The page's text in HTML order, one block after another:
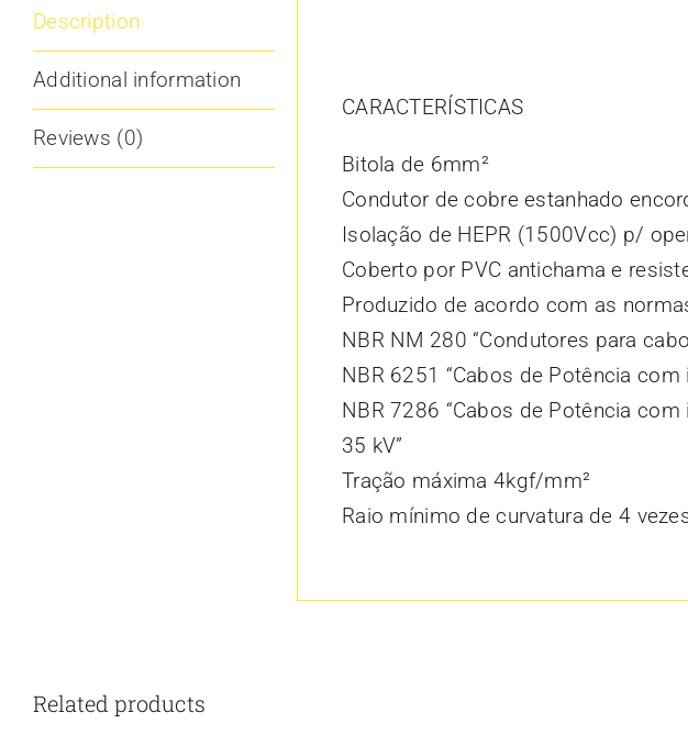
Description
Additional information
Reviews (0)
CARACTERÍSTICAS
Bitola de 6mm²
Condutor de cobre estanhado
Isolação de HEPR (1500Vcc) p/
Coberto por PVC antichama e
Produzido de acordo com as
NBR NM 280 “Condutores para
NBR 6251 “Cabos de Potência
NBR 7286 “Cabos de Potência
35 kV”
Tração máxima 4kgf/mm²
Raio mínimo de curvatura de 4
Related products